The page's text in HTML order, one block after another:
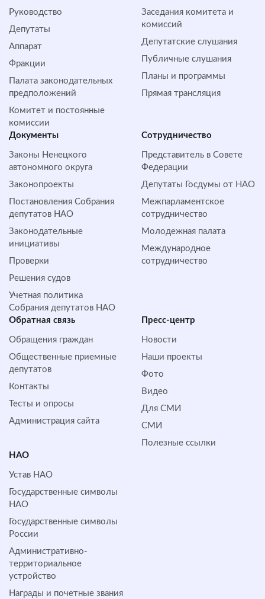
Руководство
Депутаты
Аппарат
Фракции
Палата законодательных
предположений
Комитет и постоянные
комиссии
Заседания комитета и
комиссий
Депутатские слушания
Публичные слушания
Планы и программы
Прямая трансляция
Документы
Законы Ненецкого
автономного округа
Законопроекты
Постановления Собрания
депутатов НАО
Законодательные
инициативы
Проверки
Решения судов
Учетная политика
Собрания депутатов НАО
Сотрудничество
Представитель в Совете
Федерации
Депутаты Госдумы от НАО
Межпарламентское
сотрудничество
Молодежная палата
Международное
сотрудничество
Обратная cвязь
Обращения граждан
Общественные приемные
депутатов
Контакты
Тесты и опросы
Администрация сайта
Пресс-центр
Новости
Наши проекты
Фото
Видео
Для СМИ
СМИ
Полезные ссылки
НАО
Устав НАО
Государственные символы
НАО
Государственные символы
России
Административно-
территориальное
устройство
Награды и почетные звания